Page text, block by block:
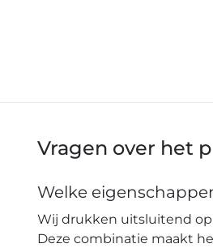
Vragen over het
Welke
Wij drukken uitsluitend op
Deze combinatie maakt